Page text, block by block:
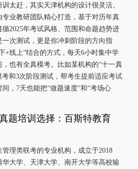
太赶，其实天津机构的设计很灵活。
业教研团队精心打造，基于对历年真
2025年考试风格、范围和命题趋势进
次测试，更是你冲刺阶段的方向指
+线上”结合的方式，每天6小时集中学
也有全真模考。比如某机构的“十一真
和3次阶段测试，帮考生提前适应考试
，7天也能把“做题速度”和“考场心
题培训选择：百斯特教育
理类联考的专业机构，成立于2018
大学、天津大学、南开大学等高校输